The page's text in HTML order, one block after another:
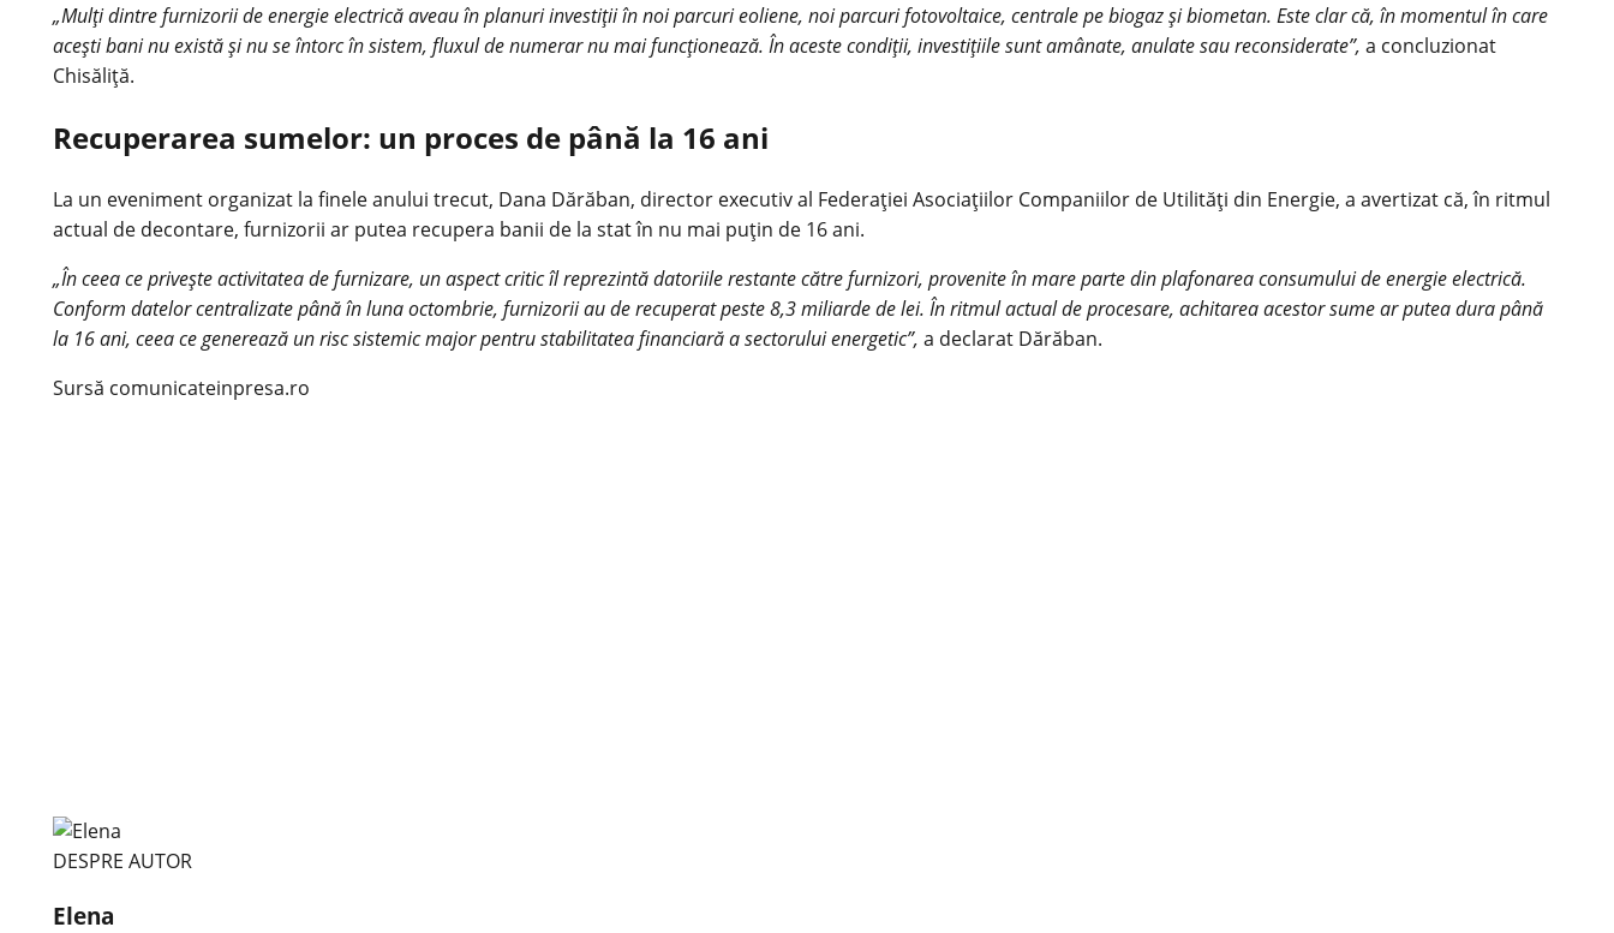
„Mulți dintre furnizorii de energie electrică aveau în planuri investiții în noi parcuri eoliene, noi parcuri fotovoltaice, centrale pe biogaz și biometan. Este clar că, în momentul în care
acești bani nu există și nu se întorc în sistem, fluxul de numerar nu mai funcționează. În aceste condiții, investițiile sunt amânate, anulate sau reconsiderate”, a concluzionat
Chisăliță.
Recuperarea sumelor: un proces de până la 16 ani
La un eveniment organizat la finele anului trecut, Dana Dărăban, director executiv al Federației Asociaţiilor Companiilor de Utilităţi din Energie, a avertizat că, în ritmul
actual de decontare, furnizorii ar putea recupera banii de la stat în nu mai puțin de 16 ani.
„În ceea ce privește activitatea de furnizare, un aspect critic îl reprezintă datoriile restante către furnizori, provenite în mare parte din plafonarea consumului de energie electrică.
Conform datelor centralizate până în luna octombrie, furnizorii au de recuperat peste 8,3 miliarde de lei. În ritmul actual de procesare, achitarea acestor sume ar putea dura până
la 16 ani, ceea ce generează un risc sistemic major pentru stabilitatea financiară a sectorului energetic”, a declarat Dărăban.
Sursă comunicateinpresa.ro
DESPRE AUTOR
Elena